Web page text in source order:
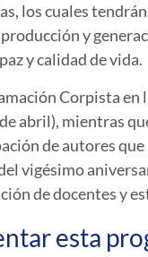
los cuales
y
y calidad de vida.
Corpista en
abril), mientras
de autores
vigésimo
de docentes y
esta